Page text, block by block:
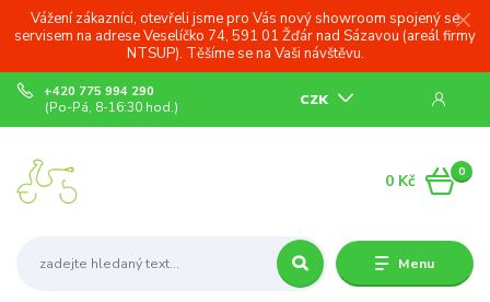
Vážení zákazníci, otevřeli jsme pro Vás nový showroom spojený se
servisem na adrese Veselíčko 74, 591 01 Žďár nad Sázavou (areál firmy
NTSUP). Těšíme se na Vaši návštěvu.
Menu
CZK
+420 775 994 290
(Po-Pá, 8-16:30 hod.)
0
0 Kč